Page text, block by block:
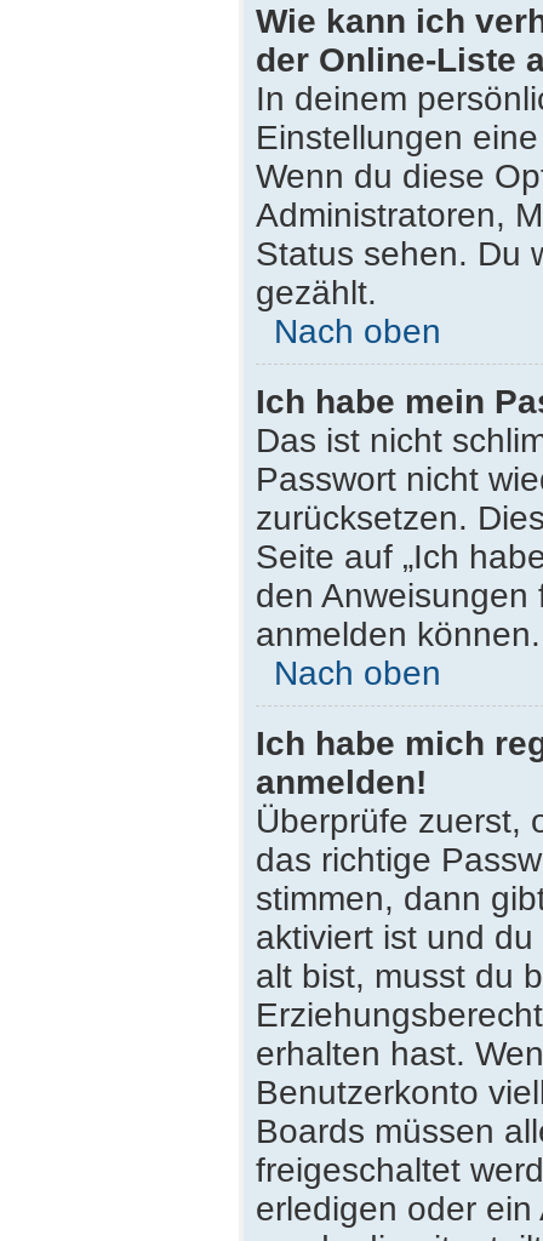
Wie kann ich
der Online-Liste
In deinem
Einstellungen
Wenn du diese
Administratoren,
Status sehen. Du
gezählt.
Nach oben
Ich habe mein
Das ist nicht
Passwort nicht
zurücksetzen.
Seite auf „Ich
den
anmelden können.
Nach oben
Ich habe mich
anmelden!
Überprüfe zuerst,
das richtige
stimmen, dann
aktiviert ist und
alt bist, musst du
erhalten hast.
Benutzerkonto
Boards müssen
freigeschaltet
erledigen oder